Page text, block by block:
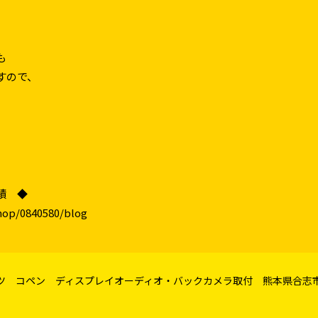
で、
績 ◆
0840580/blog
コペン ディスプレイオーディオ・バックカメラ取付 熊本県合志